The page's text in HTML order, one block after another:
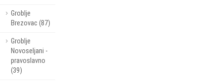
Groblje
Brezovac (87)
Groblje
Novoseljani -
pravoslavno
(39)